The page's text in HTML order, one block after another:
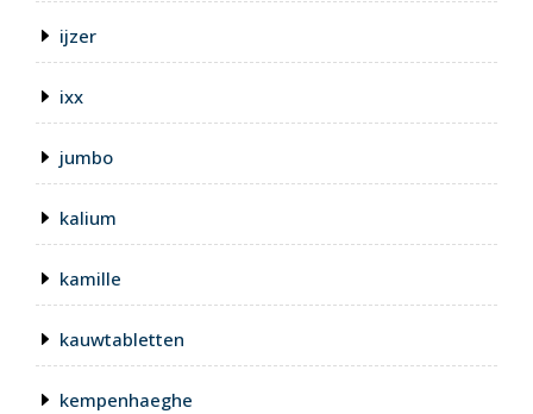
ijzer
ixx
jumbo
kalium
kamille
kauwtabletten
kempenhaeghe